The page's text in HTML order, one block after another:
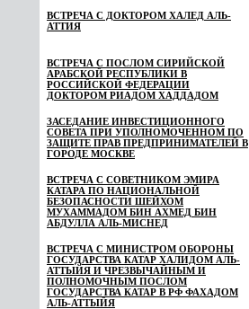
ВСТРЕЧА С ДОКТОРОМ ХАЛЕД АЛЬ-
АТТИЯ
ВСТРЕЧА С ПОСЛОМ СИРИЙСКОЙ
АРАБСКОЙ РЕСПУБЛИКИ В
РОССИЙСКОЙ ФЕДЕРАЦИИ
ДОКТОРОМ РИАДОМ ХАДДАДОМ
ЗАСЕДАНИЕ ИНВЕСТИЦИОННОГО
СОВЕТА ПРИ УПОЛНОМОЧЕННОМ ПО
ЗАЩИТЕ ПРАВ ПРЕДПРИНИМАТЕЛЕЙ В
ГОРОДЕ МОСКВЕ
ВСТРЕЧА С СОВЕТНИКОМ ЭМИРА
КАТАРА ПО НАЦИОНАЛЬНОЙ
БЕЗОПАСНОСТИ ШЕЙХОМ
МУХАММАДОМ БИН АХМЕД БИН
АБДУЛЛА АЛЬ-МИСНЕД
ВСТРЕЧА С МИНИСТРОМ ОБОРОНЫ
ГОСУДАРСТВА КАТАР ХАЛИДОМ АЛЬ-
АТТЫЙЯ И ЧРЕЗВЫЧАЙНЫМ И
ПОЛНОМОЧНЫМ ПОСЛОМ
ГОСУДАРСТВА КАТАР В РФ ФАХАДОМ
АЛЬ-АТТЫЙЯ